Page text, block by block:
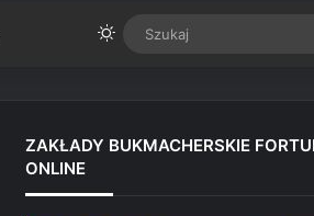
Switch skin
ZAKŁADY BUKMACHERSKIE
ONLINE